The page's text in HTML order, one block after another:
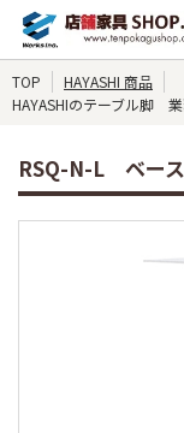
TOP
HAYASHI 商品
HAYASHIのテーブル脚
RSQ-N-L ベー